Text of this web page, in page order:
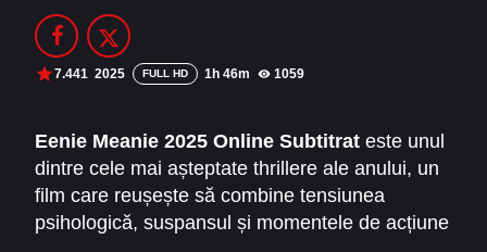
Filme Online 2014
Filme Online 2012 Filme Online 2011
DMCA
SERIALE ONLINE
7.441 2025 FULL HD 1h 46m 1059
Eenie Meanie 2025 Online Subtitrat este unul
dintre cele mai așteptate thrillere ale anului, un
film care reușește să combine tensiunea
psihologică, suspansul și momentele de acțiune